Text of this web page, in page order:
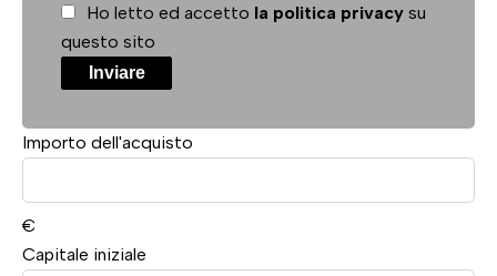
Ho letto ed accetto la politica privacy su
questo sito
Inviare
Importo dell'acquisto
€
Capitale iniziale